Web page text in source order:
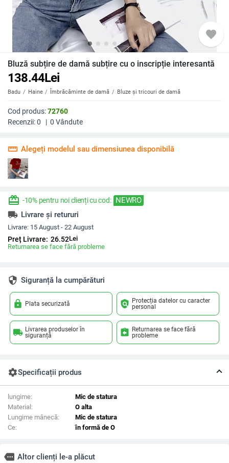
favorite
Bluză subțire de damă subțire cu o inscripție interesantă
138.44Lei
Badu Haine Îmbrăcăminte de damă Bluze și tricouri de damă
Cod produs:72760
Recenzii:0 | 0 Vândute
straighten Alegeți modelul sau dimensiunea disponibilă
redeem -10% pentru noi clienți cu cod: NEWRO
local_shipping Livrare și retururi
Livrare: 15 August - 22 August
Preț Livrare: 26.52Lei
Returnarea se face fără probleme
security Siguranță la cumpărături
lock Plata securizată policy Protecția datelor cu caracter
personal
local_shipping Livrarea produselor în
siguranță
assignment_return Returnarea se face fără
probleme
settingsSpecificații produs
lungime:
Mic de statura
Material:
O alta
Lungime mânecă:
Mic de statura
Ce:
în formă de O
more Altor clienți le-a plăcut